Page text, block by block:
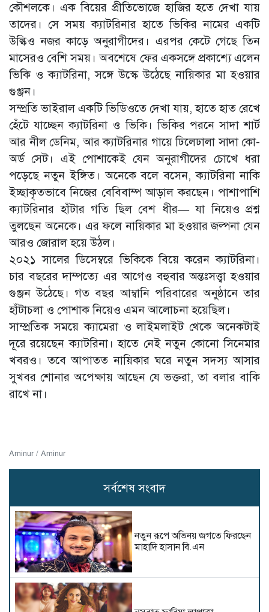
কৌশলকে। এক বিয়ের প্রীতিভোজে হাজির হতে দেখা যায়
তাদের। সে সময় ক্যাটরিনার হাতে ভিকির নামের একটি
উল্কিও নজর কাড়ে অনুরাগীদের। এরপর কেটে গেছে তিন
মাসেরও বেশি সময়। অবশেষে ফের একসঙ্গে প্রকাশ্যে এলেন
ভিকি ও ক্যাটরিনা, সঙ্গে উস্কে উঠেছে নায়িকার মা হওয়ার
গুঞ্জন।
সম্প্রতি ভাইরাল একটি ভিডিওতে দেখা যায়, হাতে হাত রেখে
হেঁটে যাচ্ছেন ক্যাটরিনা ও ভিকি। ভিকির পরনে সাদা শার্ট
আর নীল ডেনিম, আর ক্যাটরিনার গায়ে ঢিলেঢালা সাদা কো-
অর্ড সেট। এই পোশাকেই যেন অনুরাগীদের চোখে ধরা
পড়েছে নতুন ইঙ্গিত। অনেকে বলে বসেন, ক্যাটরিনা নাকি
ইচ্ছাকৃতভাবে নিজের বেবিবাম্প আড়াল করছেন। পাশাপাশি
ক্যাটরিনার হাঁটার গতি ছিল বেশ ধীর— যা নিয়েও প্রশ্ন
তুলছেন অনেকে। এর ফলে নায়িকার মা হওয়ার জল্পনা যেন
আরও জোরাল হয়ে উঠল।
২০২১ সালের ডিসেম্বরে ভিকিকে বিয়ে করেন ক্যাটরিনা।
চার বছরের দাম্পত্যে এর আগেও বহুবার অন্তঃসত্ত্বা হওয়ার
গুঞ্জন উঠেছে। গত বছর আম্বানি পরিবারের অনুষ্ঠানে তার
হাঁটাচলা ও পোশাক নিয়েও এমন আলোচনা হয়েছিল।
সাম্প্রতিক সময়ে ক্যামেরা ও লাইমলাইট থেকে অনেকটাই
দূরে রয়েছেন ক্যাটরিনা। হাতে নেই নতুন কোনো সিনেমার
খবরও। তবে আপাতত নায়িকার ঘরে নতুন সদস্য আসার
সুখবর শোনার অপেক্ষায় আছেন যে ভক্তরা, তা বলার বাকি
রাখে না।
Aminur / Aminur
সর্বশেষ সংবাদ
নতুন রূপে অভিনয় জগতে ফিরছেন
মাহাদি হাসান বি.এন